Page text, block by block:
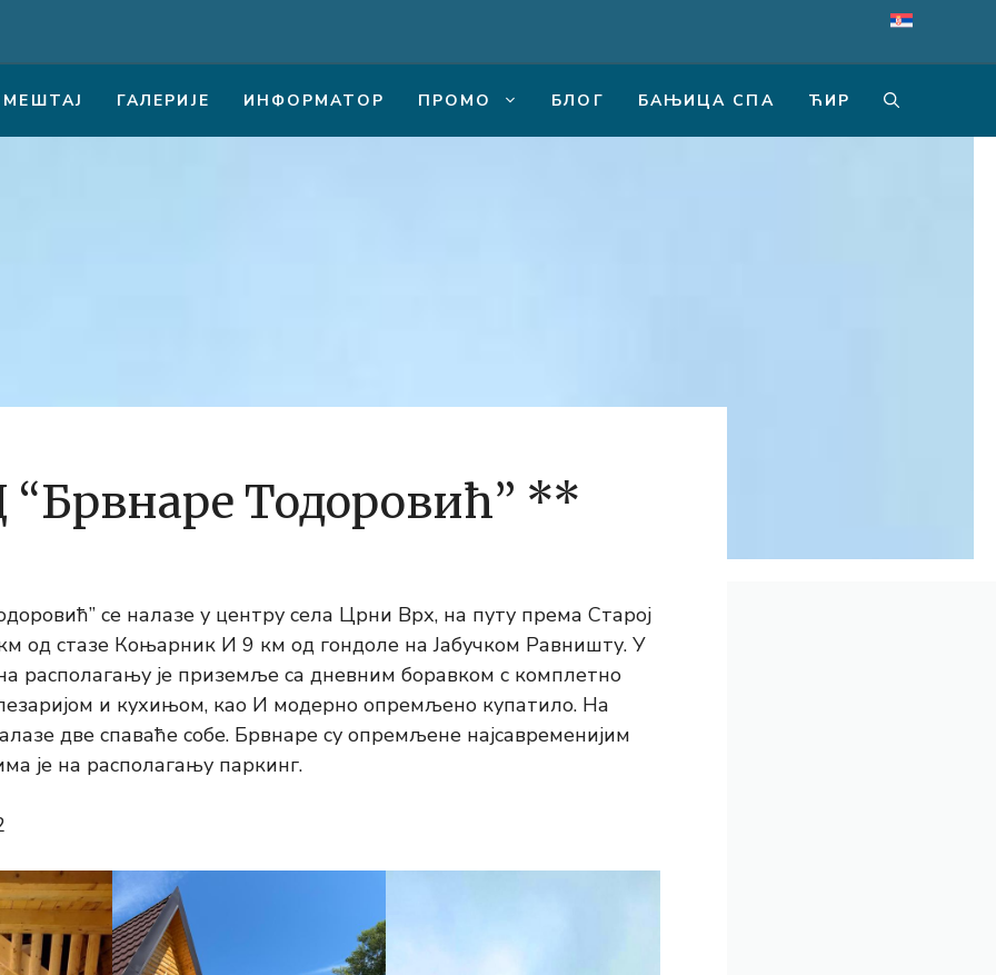
ГАЛЕРИЈЕ ИНФОРМАТОР ПРОМО БЛОГ БАЊИЦА СПА ЋИР
“Брвнаре Тодоровић” **
се налазе у центру села Црни Врх, на путу према Старој
од стазе Коњарник И 9 км од гондоле на Јабучком Равништу. У
располагању је приземље са дневним боравком с комплетно
и кухињом, као И модерно опремљено купатило. На
две спаваће собе. Брвнаре су опремљене најсавременијим
је на располагању паркинг.